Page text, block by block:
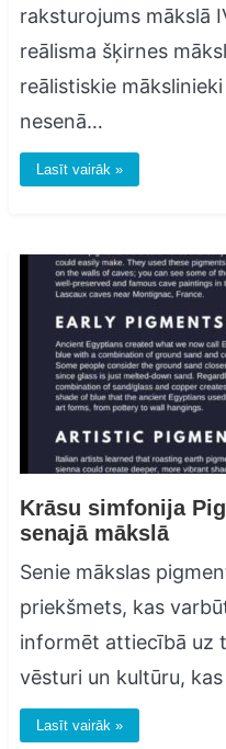
raksturojums mākslā
reālisma šķirnes
reālistiskie
nesenā…
Lasīt vairāk »
Krāsu simfonija
senajā mākslā
Senie mākslas
priekšmets, kas
informēt attiecībā uz
vēsturi un kultūru,
Lasīt vairāk »